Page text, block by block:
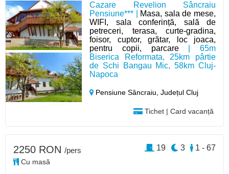
Cazare Revelion Sâncraiu
Pensiune*** |
Masa, sala de mese,
WIFI, sala conferință, sală de
petreceri, terasa, curte-gradina,
foisor, cuptor, grătar, loc joaca,
pentru copii, parcare| 65m
Biserica Reformata, 25km pârtie
de Schi Bangau Mic, 58km Cluj-
Napoca
Pensiune Sâncraiu,Județul Cluj
Tichet | Card vacanță
2250 RON /pers
Cu masă
1 - 67
3
19